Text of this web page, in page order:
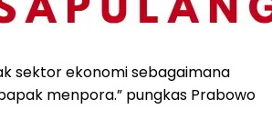
sektor ekonomi sebagaimana
menpora.” pungkas Prabowo